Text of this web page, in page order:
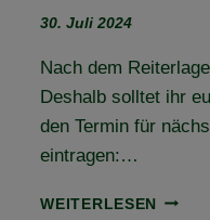
30. Juli 2024
Nach dem
Deshalb solltet ihr
den Termin für
eintragen:…
WEITERLESEN